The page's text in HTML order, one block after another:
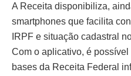
A Receita disponibiliza,
smartphones que facilita
IRPF e situação cadastral
Com o aplicativo, é
bases da Receita Federal